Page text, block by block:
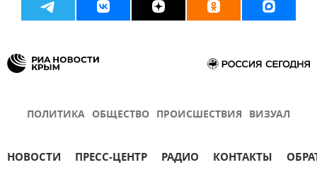
ПОЛИТИКА ОБЩЕСТВО ПРОИСШЕСТВИЯ ВИЗУАЛ
НОВОСТИ ПРЕСС-ЦЕНТР РАДИО КОНТАКТЫ